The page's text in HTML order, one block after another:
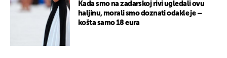
Kada smo na zadarskoj rivi ugledali ovu
haljinu, morali smo doznati odakle je –
košta samo 18 eura